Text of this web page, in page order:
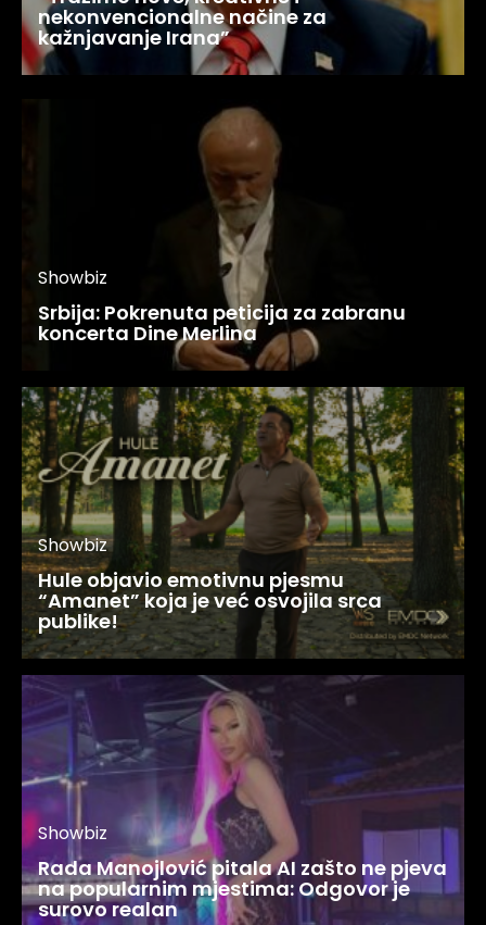
nekonvencionalne načine za
kažnjavanje Irana”
Showbiz
Srbija: Pokrenuta peticija za zabranu
koncerta Dine Merlina
Showbiz
Hule objavio emotivnu pjesmu
“Amanet” koja je već osvojila srca
publike!
Showbiz
Rada Manojlović pitala AI zašto ne pjeva
na popularnim mjestima: Odgovor je
surovo realan